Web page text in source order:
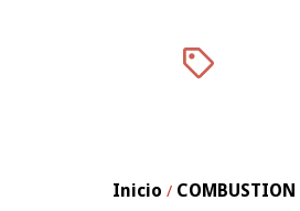
Inicio / COMBUSTION